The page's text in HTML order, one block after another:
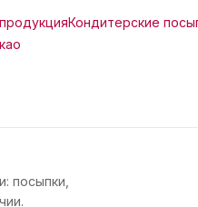
Кондитерские
посыпки,